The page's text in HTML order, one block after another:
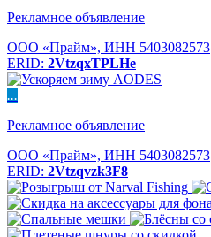
Рекламное объявление
ООО «Прайм», ИНН 5403082573
ERID: 2VtzqxTPLHe
...
Рекламное объявление
ООО «Прайм», ИНН 5403082573
ERID: 2Vtzqvzk3F8